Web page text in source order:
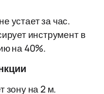
устает за час.
инструмент в
на 40%.
зону на 2 м.